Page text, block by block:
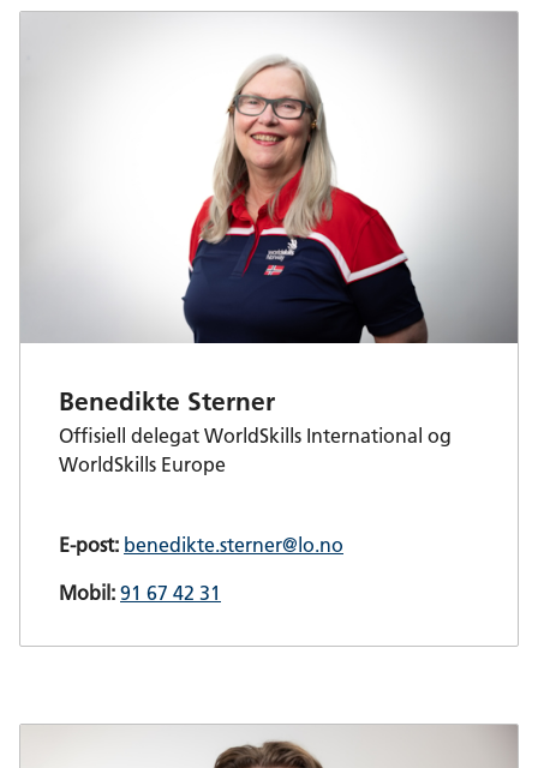
Benedikte Sterner
Offisiell delegat WorldSkills International og
WorldSkills Europe
E-post: benedikte.sterner@lo.no
Mobil:91 67 42 31